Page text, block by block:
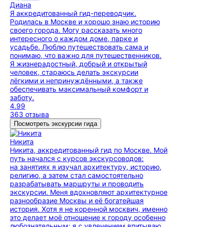
Диана
Я аккредитованный гид-переводчик.
Родилась в Москве и хорошо знаю историю
своего города. Могу рассказать много
интересного о каждом доме, парке и
усадьбе. Люблю путешествовать сама и
понимаю, что важно для путешественников.
Я жизнерадостный, добрый и открытый
человек, стараюсь делать экскурсии
лёгкими и непринуждёнными, а также
обеспечивать максимальный комфорт и
заботу.
4.99
363 отзыва
Посмотреть экскурсии гида
Никита
Никита, аккредитованный гид по Москве. Мой
путь начался с курсов экскурсоводов:
на занятиях я изучал архитектуру, историю,
религию, а затем стал самостоятельно
разрабатывать маршруты и проводить
экскурсии. Меня вдохновляют архитектурное
разнообразие Москвы и её богатейшая
история. Хотя я не коренной москвич, именно
это делает моё отношение к городу особенно